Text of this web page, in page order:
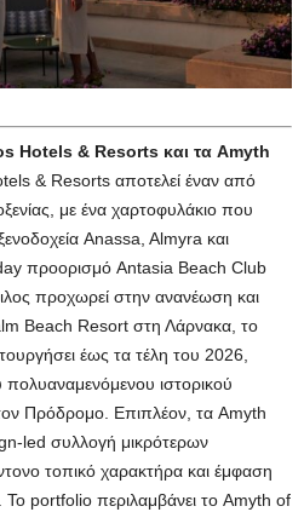
Hotels & Resorts και τα Amyth
& Resorts αποτελεί έναν από
με ένα χαρτοφυλάκιο που
Anassa, Almyra και
προορισμό Antasia Beach Club
προχωρεί στην ανανέωση και
Beach Resort στη Λάρνακα, το
έως τα τέλη του 2026,
ιστορικού
Πρόδρομο. Επιπλέον, τα Amyth
led συλλογή μικρότερων
τοπικό χαρακτήρα και έμφαση
Το portfolio περιλαμβάνει το Amyth of